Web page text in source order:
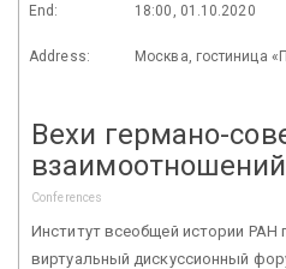
End: 18:00, 01.10.2020
Address: Москва, гостиница
Вехи германо-
взаимоотношений
Conferences
Институт всеобщей истории РАН
виртуальный дискуссионный